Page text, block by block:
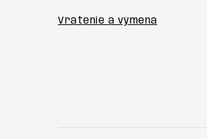
Vrátenie a výmena